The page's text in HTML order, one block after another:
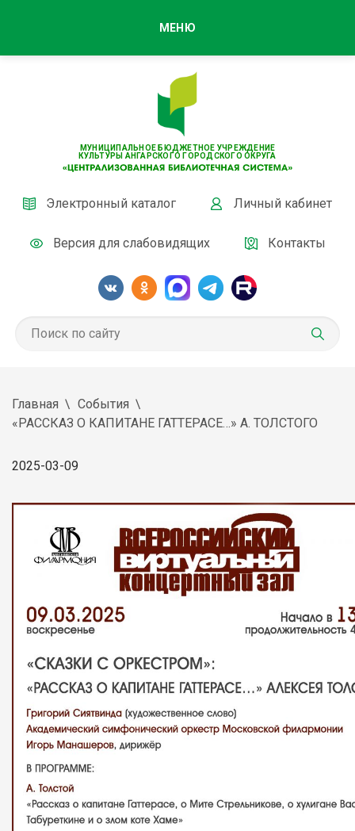
МУНИЦИПАЛЬНОЕ БЮДЖЕТНОЕ УЧРЕЖДЕНИЕ
КУЛЬТУРЫ АНГАРСКОГО ГОРОДСКОГО ОКРУГА
Электронный каталог Личный кабинет
Версия для слабовидящих Контакты
МЕНЮ
Главная
События
«РАССКАЗ О КАПИТАНЕ ГАТТЕРАСЕ…» А. ТОЛСТОГО
2025-03-09